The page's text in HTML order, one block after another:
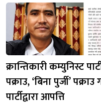
क्रान्तिकारी कम्युनिस्ट
पक्राउ, ‘बिना पुर्जी’
पार्टीद्वारा आपत्ति